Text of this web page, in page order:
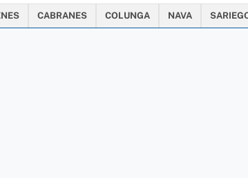
CABRANES COLUNGA NAVA